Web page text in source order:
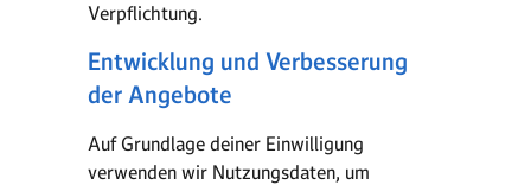
Verpflichtung.
Entwicklung und Verbesserung
der Angebote
Auf Grundlage deiner Einwilligung
verwenden wir Nutzungsdaten, um